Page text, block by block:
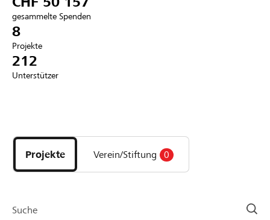
Anmelden
DE FR IT
gesammelte Spenden
8
Projekte
212
Unterstützer
Projekte
und
Organisationen
Projekte Verein/Stiftung 0
Suche